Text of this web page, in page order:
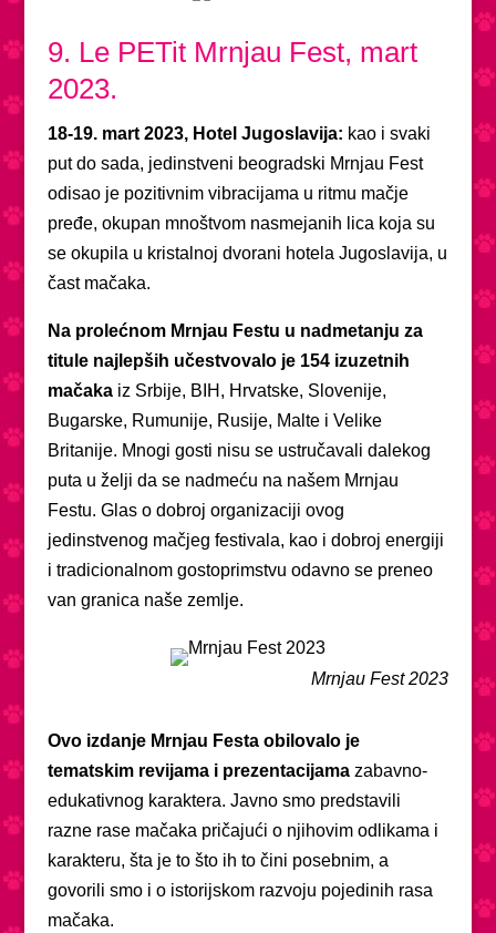
9. Le PETit Mrnjau Fest, mart
2023.
18-19. mart 2023, Hotel Jugoslavija: kao i svaki
put do sada, jedinstveni beogradski Mrnjau Fest
odisao je pozitivnim vibracijama u ritmu mačje
pređe, okupan mnoštvom nasmejanih lica koja su
se okupila u kristalnoj dvorani hotela Jugoslavija, u
čast mačaka.
Na prolećnom Mrnjau Festu u nadmetanju za
titule najlepših učestvovalo je 154 izuzetnih
mačaka iz Srbije, BIH, Hrvatske, Slovenije,
Bugarske, Rumunije, Rusije, Malte i Velike
Britanije. Mnogi gosti nisu se ustručavali dalekog
puta u želji da se nadmeću na našem Mrnjau
Festu. Glas o dobroj organizaciji ovog
jedinstvenog mačjeg festivala, kao i dobroj energiji
i tradicionalnom gostoprimstvu odavno se preneo
van granica naše zemlje.
Mrnjau Fest 2023
Ovo izdanje Mrnjau Festa obilovalo je
tematskim revijama i prezentacijamazabavno-
edukativnog karaktera. Javno smo predstavili
razne rase mačaka pričajući o njihovim odlikama i
karakteru, šta je to što ih to čini posebnim, a
govorili smo i o istorijskom razvoju pojedinih rasa
mačaka.